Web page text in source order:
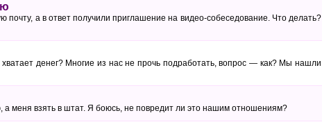
а в ответ получили приглашение на видео-собеседование. Что делать?
денег? Многие из нас не прочь подработать, вопрос — как? Мы нашли
а меня взять в штат. Я боюсь, не повредит ли это нашим отношениям?